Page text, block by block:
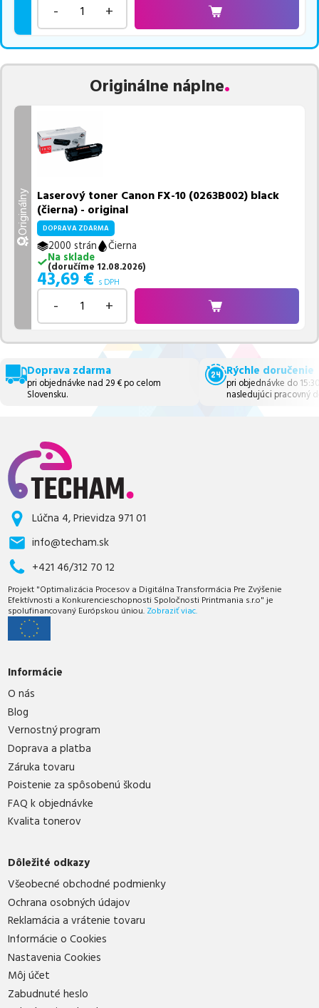
- +
Originálne náplne
Originálny Laserový toner Canon FX-10 (0263B002) black
(čierna) - original
DOPRAVA ZDARMA
2000 strán
Čierna
Na sklade
(doručíme 12.08.2026)
43,69 € s DPH
- +
Doprava zdarma
pri objednávke nad 29 € po celom
Slovensku.
Rýchle doručenie
pri objednávke do
nasledujúci pracovný
Lúčna 4, Prievidza 971 01
info@techam.sk
+421 46/312 70 12
Projekt "Optimalizácia Procesov a Digitálna Transformácia Pre Zvýšenie
Efektívnosti a Konkurencieschopnosti Spoločnosti Printmania s.r.o" je
spolufinancovaný Európskou úniou. Zobraziť viac.
Informácie
O nás
Blog
Vernostný program
Doprava a platba
Záruka tovaru
Poistenie za spôsobenú škodu
FAQ k objednávke
Kvalita tonerov
Dôležité odkazy
Všeobecné obchodné podmienky
Ochrana osobných údajov
Reklamácia a vrátenie tovaru
Informácie o Cookies
Nastavenia Cookies
Môj účet
Zabudnuté heslo